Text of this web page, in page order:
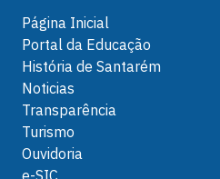
Página Inicial
Portal da Educação
História de Santarém
Noticias
Transparência
Turismo
Ouvidoria
e-SIC